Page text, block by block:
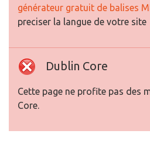
générateur gratuit de balises
preciser la langue de votre site
Dublin Core
Cette page ne profite pas des
Core.